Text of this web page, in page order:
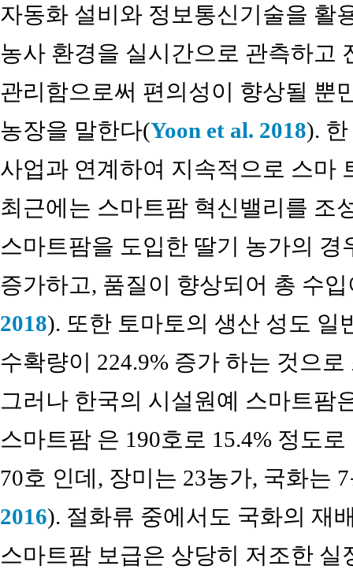
자동화 설비와 정보통신기술을 활
농사 환경을 실시간으로 관측하고
관리함으로써 편의성이 향상될 뿐
농장을 말한다(Yoon et al. 2018).
사업과 연계하여 지속적으로 스마
최근에는 스마트팜 혁신밸리를 조
스마트팜을 도입한 딸기 농가의
증가하고, 품질이 향상되어 총 수
2018). 또한 토마토의 생산 성도 일
수확량이 224.9% 증가 하는 것으
그러나 한국의 시설원예 스마트팜
스마트팜 은 190호로 15.4% 정도
70호 인데, 장미는 23농가, 국화는
2016). 절화류 중에서도 국화의 재
스마트팜 보급은 상당히 저조한 실